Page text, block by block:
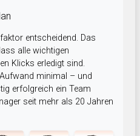
entscheidend. Das
alle wichtigen
Klicks erledigt sind.
minimal – und
erfolgreich ein Team
seit mehr als 20 Jahren